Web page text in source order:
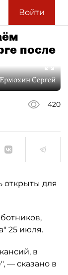
Войти
после
Ермохин Сергей
420
открыты для
25 июля.
в
— сказано в